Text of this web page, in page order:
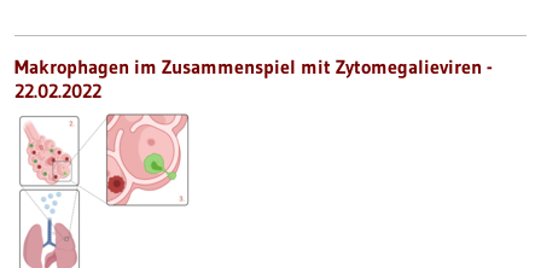
Makrophagen im Zusammenspiel mit Zytomegalieviren -
22.02.2022